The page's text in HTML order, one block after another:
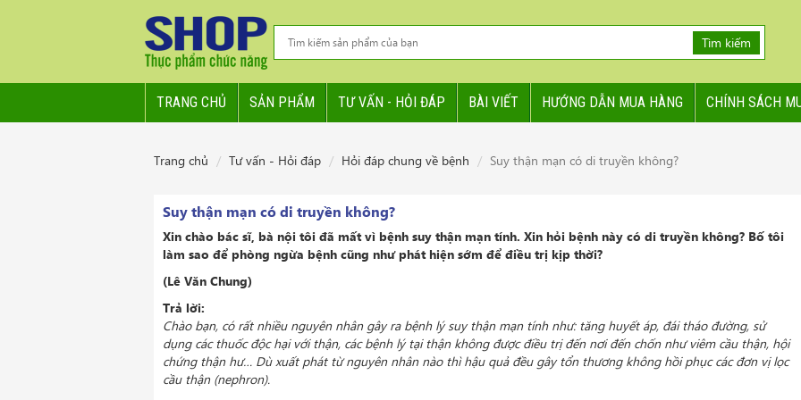
Tìm kiếm
TRANG CHỦ SẢN PHẨM TƯ VẤN - HỎI ĐÁP BÀI VIẾT HƯỚNG DẪN MUA HÀNG CHÍNH SÁCH
Trang chủ Tư vấn - Hỏi đáp Hỏi đáp chung về bệnh Suy thận mạn có di truyền không?
Suy thận mạn có di truyền không?
Xin chào bác sĩ, bà nội tôi đã mất vì bệnh suy thận mạn tính. Xin hỏi bệnh này có di truyền không? Bố tôi
làm sao để phòng ngừa bệnh cũng như phát hiện sớm để điều trị kịp thời?
(Lê Văn Chung)
Trả lời:
Chào bạn, có rất nhiều nguyên nhân gây ra bệnh lý suy thận mạn tính như: tăng huyết áp, đái tháo đường, sử
dụng các thuốc độc hại với thận, các bệnh lý tại thận không được điều trị đến nơi đến chốn như viêm cầu thận, hội
chứng thận hư… Dù xuất phát từ nguyên nhân nào thì hậu quả đều gây tổn thương không hồi phục các đơn vị lọc
cầu thận (nephron).